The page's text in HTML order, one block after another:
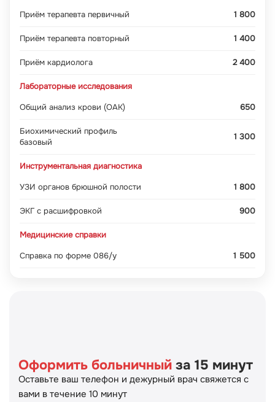
Приём терапевта первичный
1 800
Приём терапевта повторный 1 400
Приём кардиолога 2 400
Лабораторные исследования
Общий анализ крови (ОАК)
650
Биохимический профиль
базовый
1 300
Инструментальная диагностика
УЗИ органов брюшной полости
1 800
ЭКГ с расшифровкой 900
Медицинские справки
Справка по форме 086/у
1 500
Оформить больничный за 15 минут
Оставьте ваш телефон и дежурный врач свяжется с
вами в течение 10 минут